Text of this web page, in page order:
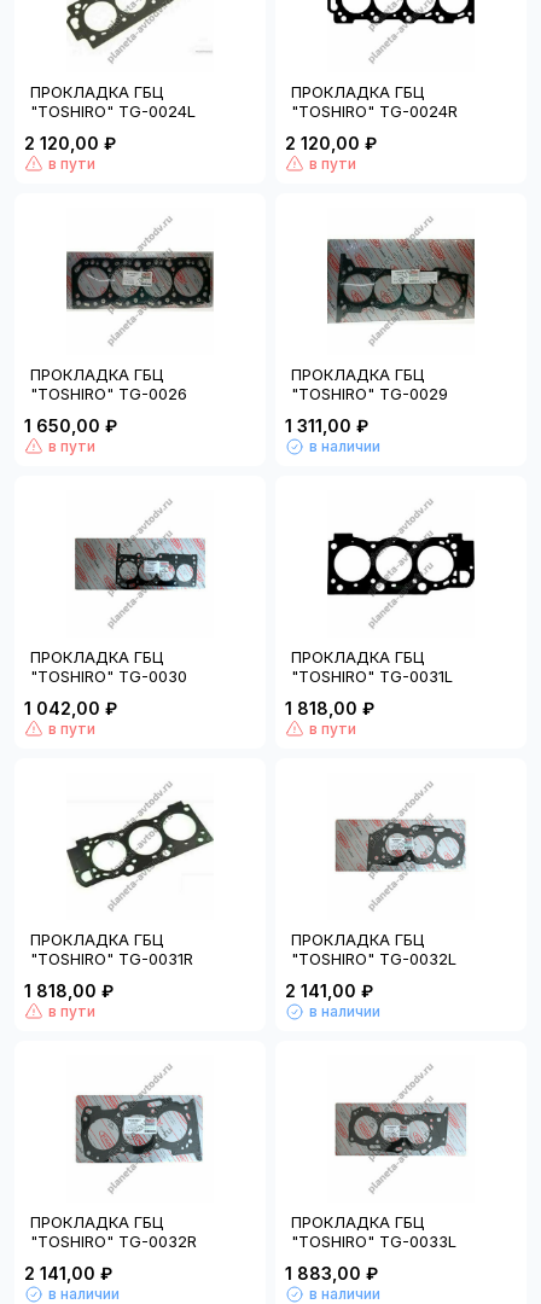
ПРОКЛАДКА ГБЦ
"TOSHIRO" TG-0024L
2 120,00 ₽
в пути
ПРОКЛАДКА ГБЦ
"TOSHIRO" TG-0024R
2 120,00 ₽
в пути
ПРОКЛАДКА ГБЦ
"TOSHIRO" TG-0026
1 650,00 ₽
в пути
ПРОКЛАДКА ГБЦ
"TOSHIRO" TG-0029
1 311,00 ₽
в наличии
ПРОКЛАДКА ГБЦ
"TOSHIRO" TG-0030
1 042,00 ₽
в пути
ПРОКЛАДКА ГБЦ
"TOSHIRO" TG-0031L
1 818,00 ₽
в пути
ПРОКЛАДКА ГБЦ
"TOSHIRO" TG-0031R
1 818,00 ₽
в пути
ПРОКЛАДКА ГБЦ
"TOSHIRO" TG-0032L
2 141,00 ₽
в наличии
ПРОКЛАДКА ГБЦ
"TOSHIRO" TG-0032R
2 141,00 ₽
в наличии
ПРОКЛАДКА ГБЦ
"TOSHIRO" TG-0033L
1 883,00 ₽
в наличии